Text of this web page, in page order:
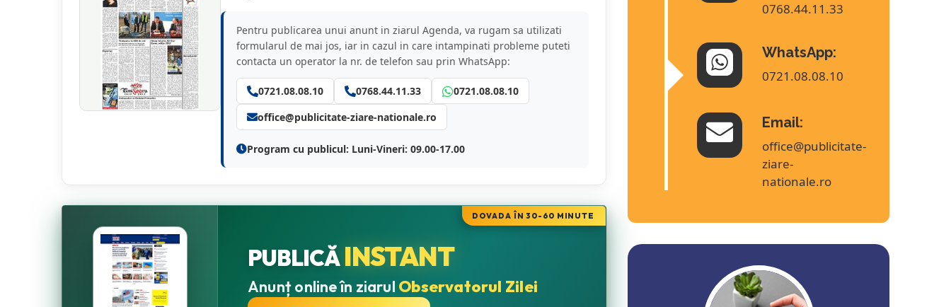
Pentru publicarea unui anunt in ziarul Agenda, va rugam sa utilizati
formularul de mai jos, iar in cazul in care intampinati probleme puteti
contacta un operator la nr. de telefon sau prin WhatsApp:
0721.08.08.10 0768.44.11.33
0721.08.08.10
office@publicitate-ziare-nationale.ro
Program cu publicul: Luni-Vineri: 09.00-17.00
DOVADA ÎN 30-60 MINUTE
PUBLICĂINSTANT
Anunț online în ziarul Observatorul Zilei
0768.44.11.33
WhatsApp:
0721.08.08.10
Email:
office@publicitate-
ziare-
nationale.ro